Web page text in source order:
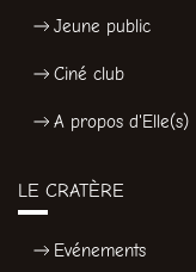
Jeune public
Ciné club
A propos d'Elle(s)
LE CRATÈRE
Evénements